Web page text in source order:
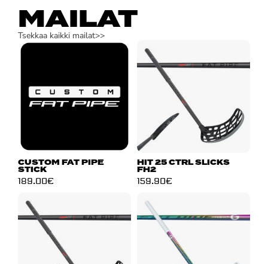
MAILAT
Tsekkaa kaikki mailat>>
CUSTOM FAT PIPE
STICK
189.00€
HIT 25 CTRL SLICKS
FH2
159.90€